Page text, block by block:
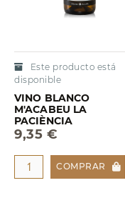
Este producto está
disponible
VINO BLANCO
M'ACABEU LA
PACIÈNCIA
9,35 €
COMPRAR